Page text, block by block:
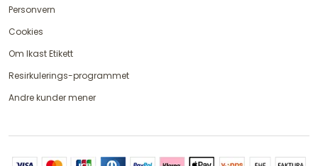
Personvern
Cookies
Om Ikast Etikett
Resirkulerings-programmet
Andre kunder mener